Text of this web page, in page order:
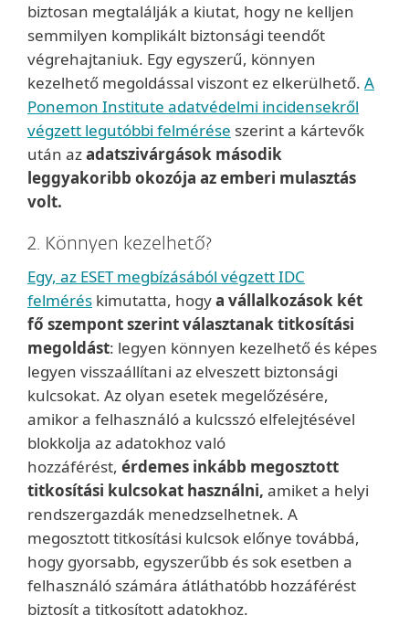
biztosan megtalálják a kiutat, hogy ne kelljen
semmilyen komplikált biztonsági teendőt
végrehajtaniuk. Egy egyszerű, könnyen
kezelhető megoldással viszont ez elkerülhető. A
Ponemon Institute adatvédelmi incidensekről
végzett legutóbbi felmérése szerint a kártevők
után azadatszivárgások második
leggyakoribb okozója az emberi mulasztás
volt.
2. Könnyen kezelhető?
Egy, az ESET megbízásából végzett IDC
felmérés kimutatta, hogya vállalkozások két
fő szempont szerint választanak titkosítási
megoldást: legyen könnyen kezelhető és képes
legyen visszaállítani az elveszett biztonsági
kulcsokat. Az olyan esetek megelőzésére,
amikor a felhasználó a kulcsszó elfelejtésével
blokkolja az adatokhoz való
hozzáférést, érdemes inkább megosztott
titkosítási kulcsokat használni, amiket a helyi
rendszergazdák menedzselhetnek. A
megosztott titkosítási kulcsok előnye továbbá,
hogy gyorsabb, egyszerűbb és sok esetben a
felhasználó számára átláthatóbb hozzáférést
biztosít a titkosított adatokhoz.